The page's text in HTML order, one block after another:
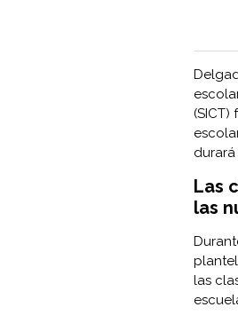
Las
las
las